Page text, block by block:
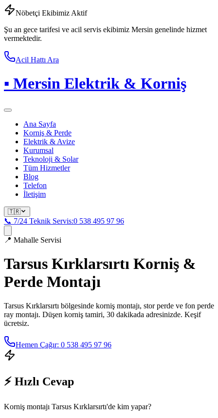
Nöbetçi Ekibimiz Aktif
Şu an gece tarifesi ve acil servis ekibimiz Mersin genelinde hizmet
vermektedir.
Acil Hattı Ara
▪ Mersin Elektrik & Korniş
Ana Sayfa
Korniş & Perde
Elektrik & Avize
Kurumsal
Teknoloji & Solar
Tüm Hizmetler
Blog
Telefon
İletişim
🇹🇷
📞 7/24 Teknik Servis:0 538 495 97 96
📍 Mahalle Servisi
Tarsus Kırklarsırtı Korniş &
Perde Montajı
Tarsus Kırklarsırtı bölgesinde korniş montajı, stor perde ve fon perde
ray montajı. Düşen korniş tamiri, 30 dakikada adresinizde. Keşif
ücretsiz.
Hemen Çağır: 0 538 495 97 96
⚡ Hızlı Cevap
Korniş montajı Tarsus Kırklarsırtı'de kim yapar?